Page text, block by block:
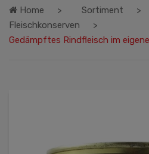
Home Sortiment
Fleischkonserven
Gedämpftes Rindfleisch im